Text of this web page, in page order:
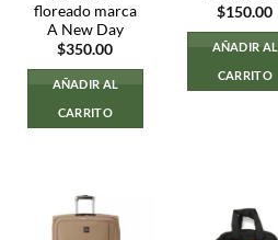
floreado marca
A New Day
$350.00
AÑADIR AL
CARRITO
$150.00
AÑADIR AL
CARRITO